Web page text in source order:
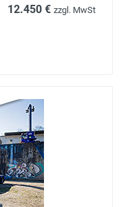
12.450 € zzgl. MwSt